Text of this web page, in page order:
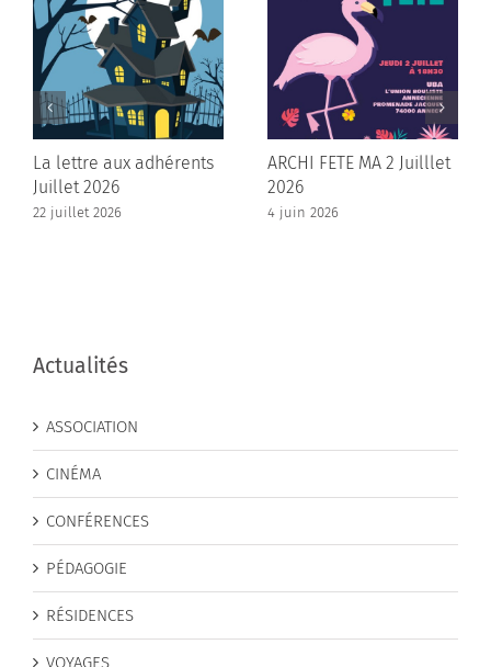
La lettre aux adhérents
Juillet 2026
22 juillet 2026
ARCHI FETE MA 2 Juilllet
2026
4 juin 2026
Actualités
ASSOCIATION
CINÉMA
CONFÉRENCES
PÉDAGOGIE
RÉSIDENCES
VOYAGES